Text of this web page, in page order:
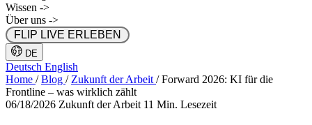
Wissen ->
Über uns ->
DE
Deutsch English
Home /Blog / Zukunft der Arbeit /Forward 2026: KI für die
Frontline – was wirklich zählt
06/18/2026 Zukunft der Arbeit 11 Min. Lesezeit